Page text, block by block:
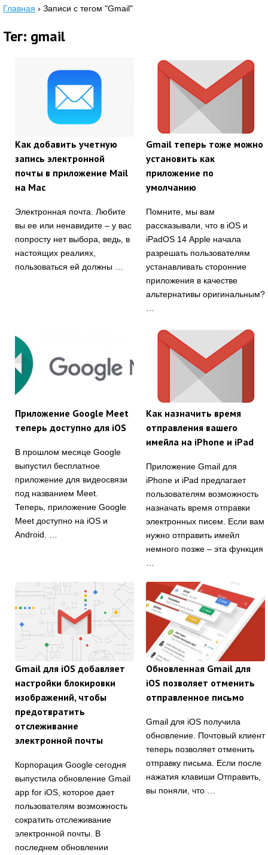
Главная › Записи с тегом "Gmail"
Тег: gmail
Как добавить учетную
запись электронной
почты в приложение Mail
на Mac
Электронная почта. Любите
вы ее или ненавидите – у вас
попросту нет выбора, ведь, в
настоящих реалиях,
пользоваться ей должны …
Gmail теперь тоже можно
установить как
приложение по
умолчанию
Помните, мы вам
рассказывали, что в iOS и
iPadOS 14 Apple начала
разрешать пользователям
устанавливать сторонние
приложения в качестве
альтернативы оригинальным?
Приложение Google Meet
теперь доступно для iOS
В прошлом месяце Google
выпустил бесплатное
приложение для видеосвязи
под названием Meet.
Теперь, приложение Google
Meet доступно на iOS и
Android. …
Как назначить время
отправления вашего
имейла на iPhone и iPad
Приложение Gmail для
iPhone и iPad предлагает
пользователям возможность
назначать время отправки
электронных писем. Если вам
нужно отправить имейл
немного позже – эта функция
…
Gmail для iOS добавляет
настройки блокировки
изображений, чтобы
предотвратить
отслеживание
электронной почты
Корпорация Google сегодня
выпустила обновление Gmail
app for iOS, которое дает
пользователям возможность
сократить отслеживание
электронной почты. В
последнем обновлении
Обновленная Gmail для
iOS позволяет отменить
отправленное письмо
Gmail для iOS получила
обновление. Почтовый клиент
теперь позволяет отменить
отправку письма. Если после
нажатия клавиши Отправить,
вы поняли, что …